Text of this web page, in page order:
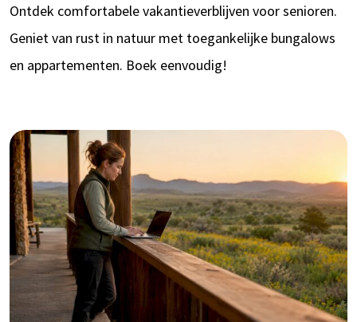
Ontdek comfortabele vakantieverblijven voor senioren.
Geniet van rust in natuur met toegankelijke bungalows
en appartementen. Boek eenvoudig!